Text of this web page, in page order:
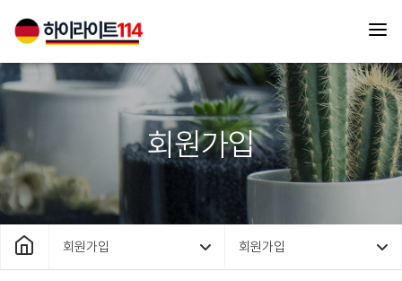
회원가입
회원가입 회원가입